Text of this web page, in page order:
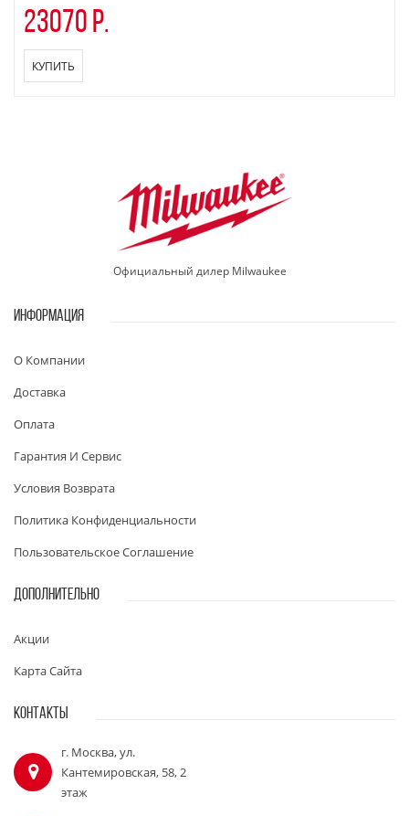
23070 р.
КУПИТЬ
Официальный дилер Milwaukee
ИНФОРМАЦИЯ
О Компании
Доставка
Оплата
Гарантия И Сервис
Условия Возврата
Политика Конфиденциальности
Пользовательское Соглашение
ДОПОЛНИТЕЛЬНО
Акции
Карта Сайта
КОНТАКТЫ
г. Москва, ул.
Кантемировская, 58, 2
этаж